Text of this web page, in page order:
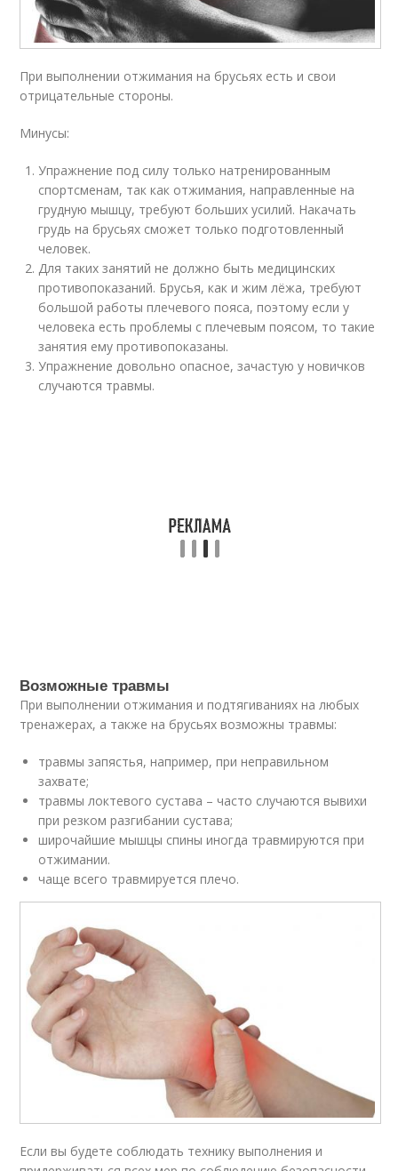
При выполнении отжимания на брусьях есть и свои
отрицательные стороны.
Минусы:
Упражнение под силу только натренированным
спортсменам, так как отжимания, направленные на
грудную мышцу, требуют больших усилий. Накачать
грудь на брусьях сможет только подготовленный
человек.
Для таких занятий не должно быть медицинских
противопоказаний. Брусья, как и жим лёжа, требуют
большой работы плечевого пояса, поэтому если у
человека есть проблемы с плечевым поясом, то такие
занятия ему противопоказаны.
Упражнение довольно опасное, зачастую у новичков
случаются травмы.
Возможные травмы
При выполнении отжимания и подтягиваниях на любых
тренажерах, а также на брусьях возможны травмы:
травмы запястья, например, при неправильном
захвате;
травмы локтевого сустава – часто случаются вывихи
при резком разгибании сустава;
широчайшие мышцы спины иногда травмируются при
отжимании.
чаще всего травмируется плечо.
Если вы будете соблюдать технику выполнения и